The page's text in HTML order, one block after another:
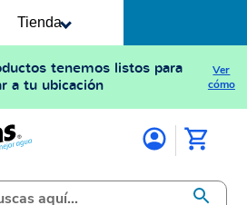
Tienda
tenemos listos para
a tu ubicación
Ver
cómo